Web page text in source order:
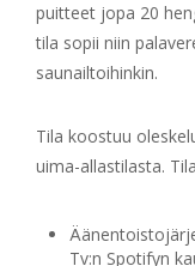
puitteet jopa 20
tila sopii niin
saunailtoihinkin.
Tila koostuu
uima-allastilasta.
Tv:n Spotifyn